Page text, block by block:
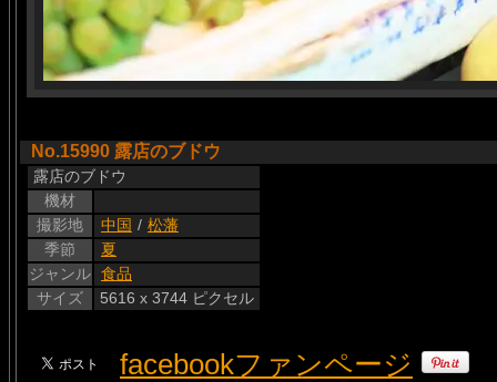
No.15990 露店のブドウ
露店のブドウ
機材
撮影地
中国 / 松藩
季節
夏
ジャンル 食品
サイズ
5616 x 3744 ピクセル
facebookファンページ